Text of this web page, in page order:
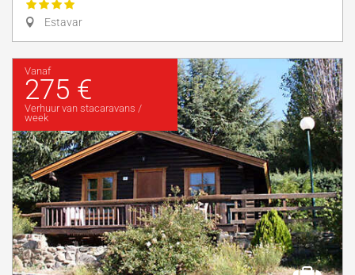
Estavar
Vanaf
275 €
Verhuur van stacaravans /
week